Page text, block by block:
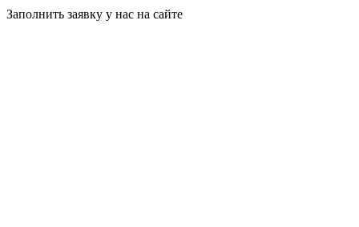
Заполнить заявку у нас на сайте